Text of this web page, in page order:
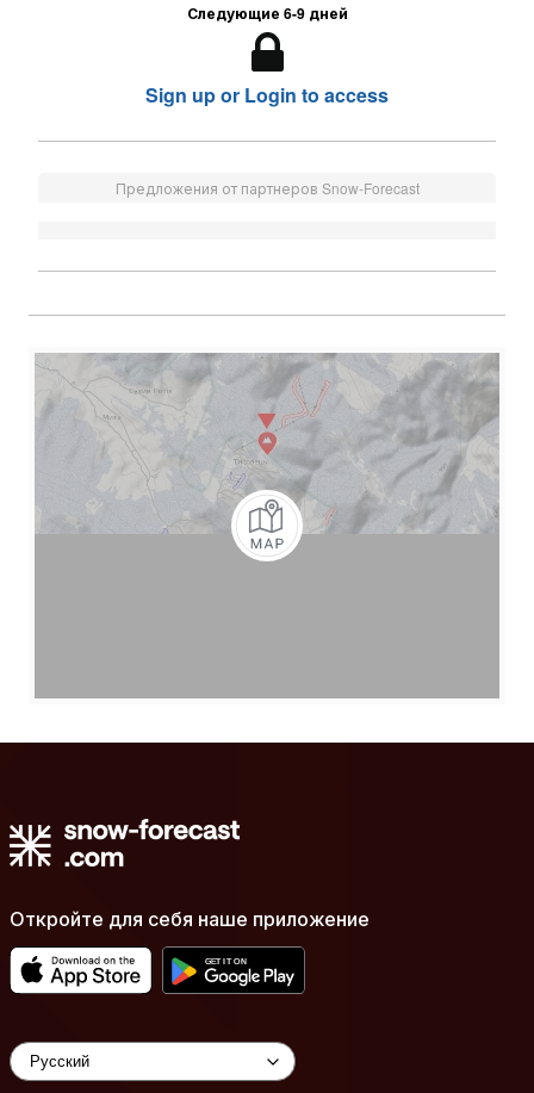
Следующие 6-9 дней
Sign up or Login to access
Предложения от партнеров Snow-Forecast
Откройте для себя наше приложение